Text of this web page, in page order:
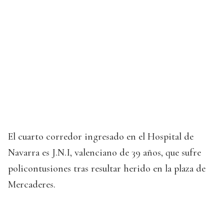
El cuarto corredor ingresado en el Hospital de
Navarra es J.N.I, valenciano de 39 años, que sufre
policontusiones tras resultar herido en la plaza de
Mercaderes.